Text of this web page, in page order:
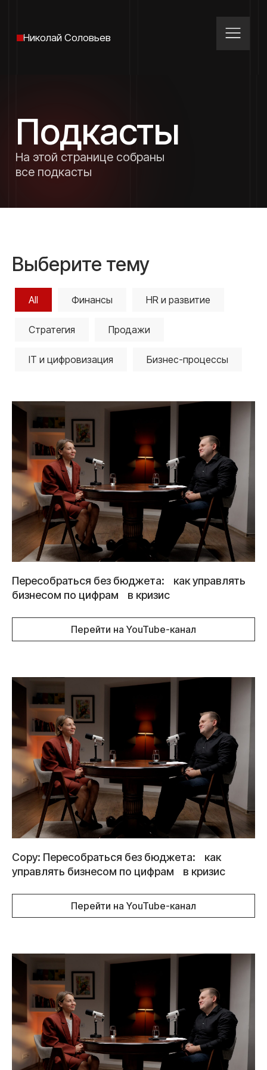
На этой странице собраны
все подкасты
Выберите тему
All Финансы HR и развитие
Стратегия Продажи
IT и цифровизация Бизнес-процессы
Пересобраться без бюджета: как управлять
бизнесом по цифрам в кризис
Перейти на YouTube-канал
Copy: Пересобраться без бюджета: как
управлять бизнесом по цифрам в кризис
Перейти на YouTube-канал